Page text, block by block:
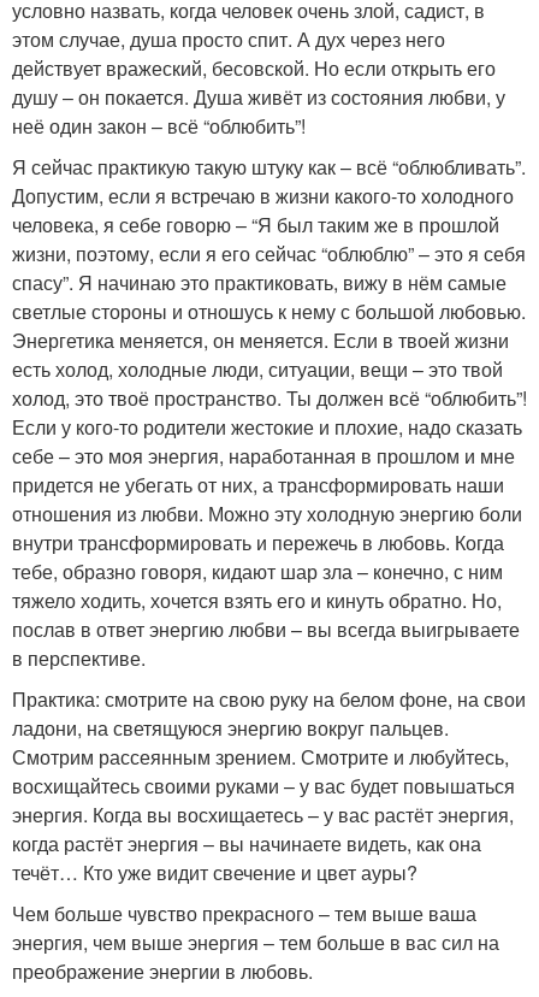
условно назвать, когда человек очень злой, садист, в
этом случае, душа просто спит. А дух через него
действует вражеский, бесовской. Но если открыть его
душу – он покается. Душа живёт из состояния любви, у
неё один закон – всё “облюбить”!
Я сейчас практикую такую штуку как – всё “облюбливать”.
Допустим, если я встречаю в жизни какого-то холодного
человека, я себе говорю – “Я был таким же в прошлой
жизни, поэтому, если я его сейчас “облюблю” – это я себя
спасу”. Я начинаю это практиковать, вижу в нём самые
светлые стороны и отношусь к нему с большой любовью.
Энергетика меняется, он меняется. Если в твоей жизни
есть холод, холодные люди, ситуации, вещи – это твой
холод, это твоё пространство. Ты должен всё “облюбить”!
Если у кого-то родители жестокие и плохие, надо сказать
себе – это моя энергия, наработанная в прошлом и мне
придется не убегать от них, а трансформировать наши
отношения из любви. Можно эту холодную энергию боли
внутри трансформировать и пережечь в любовь. Когда
тебе, образно говоря, кидают шар зла – конечно, с ним
тяжело ходить, хочется взять его и кинуть обратно. Но,
послав в ответ энергию любви – вы всегда выигрываете
в перспективе.
Практика: смотрите на свою руку на белом фоне, на свои
ладони, на светящуюся энергию вокруг пальцев.
Смотрим рассеянным зрением. Смотрите и любуйтесь,
восхищайтесь своими руками – у вас будет повышаться
энергия. Когда вы восхищаетесь – у вас растёт энергия,
когда растёт энергия – вы начинаете видеть, как она
течёт… Кто уже видит свечение и цвет ауры?
Чем больше чувство прекрасного – тем выше ваша
энергия, чем выше энергия – тем больше в вас сил на
преображение энергии в любовь.